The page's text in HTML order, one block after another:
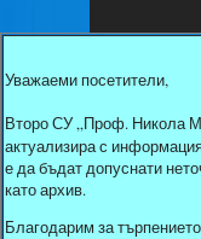
Уважаеми посетители,
Второ СУ „Проф. Никола
актуализира с
е да бъдат допуснати
като архив.
Благодарим за